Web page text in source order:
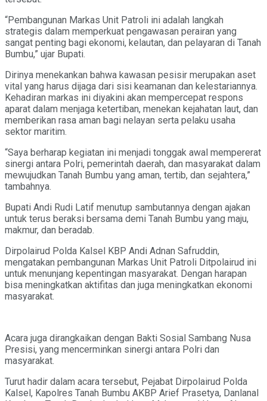
“Pembangunan Markas Unit Patroli ini adalah langkah
strategis dalam memperkuat pengawasan perairan yang
sangat penting bagi ekonomi, kelautan, dan pelayaran di Tanah
Bumbu,” ujar Bupati.
Dirinya menekankan bahwa kawasan pesisir merupakan aset
vital yang harus dijaga dari sisi keamanan dan kelestariannya.
Kehadiran markas ini diyakini akan mempercepat respons
aparat dalam menjaga ketertiban, menekan kejahatan laut, dan
memberikan rasa aman bagi nelayan serta pelaku usaha
sektor maritim.
“Saya berharap kegiatan ini menjadi tonggak awal mempererat
sinergi antara Polri, pemerintah daerah, dan masyarakat dalam
mewujudkan Tanah Bumbu yang aman, tertib, dan sejahtera,”
tambahnya.
Bupati Andi Rudi Latif menutup sambutannya dengan ajakan
untuk terus beraksi bersama demi Tanah Bumbu yang maju,
makmur, dan beradab.
Dirpolairud Polda Kalsel KBP Andi Adnan Safruddin,
mengatakan pembangunan Markas Unit Patroli Ditpolairud ini
untuk menunjang kepentingan masyarakat. Dengan harapan
bisa meningkatkan aktifitas dan juga meningkatkan ekonomi
masyarakat.
Acara juga dirangkaikan dengan Bakti Sosial Sambang Nusa
Presisi, yang mencerminkan sinergi antara Polri dan
masyarakat.
Turut hadir dalam acara tersebut, Pejabat Dirpolairud Polda
Kalsel, Kapolres Tanah Bumbu AKBP Arief Prasetya, Danlanal